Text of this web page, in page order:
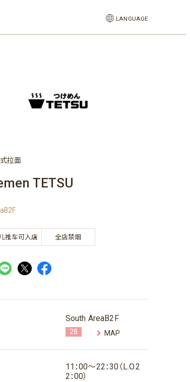
LANGUAGE
拉面
TETSU
推车可入店 全店禁烟
South AreaB2F
28 MAP
11：00～22：30（L.O.2
2：00）